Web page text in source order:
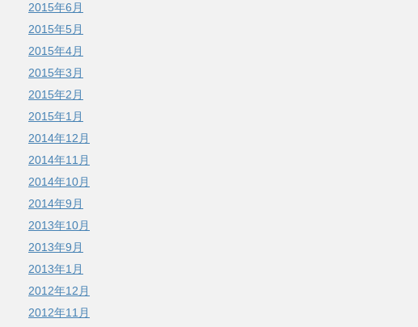
2015年6月
2015年5月
2015年4月
2015年3月
2015年2月
2015年1月
2014年12月
2014年11月
2014年10月
2014年9月
2013年10月
2013年9月
2013年1月
2012年12月
2012年11月